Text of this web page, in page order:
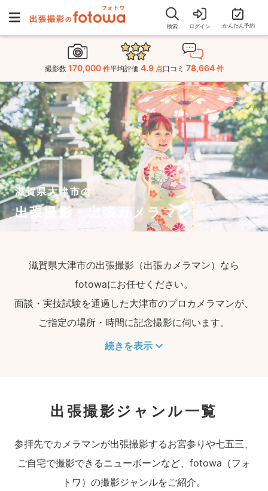
検索 ログイン かんたん予約
撮影数 170,000 件平均評価 4.9 点口コミ 78,664 件
滋賀県大津市の
出張撮影・出張カメラマン
滋賀県大津市の出張撮影（出張カメラマン）なら
fotowaにお任せください。
面談・実技試験を通過した大津市のプロカメラマンが、
ご指定の場所・時間に記念撮影に伺います。
続きを表示
出張撮影ジャンル一覧
参拝先でカメラマンが出張撮影するお宮参りや七五三、
ご自宅で撮影できるニューボーンなど、fotowa（フォ
トワ）の撮影ジャンルをご紹介。